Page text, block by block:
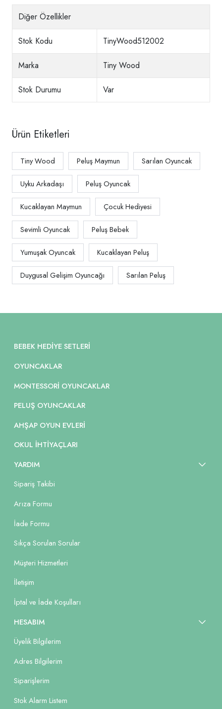
Diğer Özellikler
Stok Kodu TinyWood512002
Marka Tiny Wood
Stok Durumu Var
Ürün Etiketleri
Tiny Wood Peluş Maymun Sarılan Oyuncak
Uyku Arkadaşı Peluş Oyuncak
Kucaklayan Maymun Çocuk Hediyesi
Sevimli Oyuncak Peluş Bebek
Yumuşak Oyuncak Kucaklayan Peluş
Duygusal Gelişim Oyuncağı Sarılan Peluş
BEBEK HEDIYE SETLERI
OYUNCAKLAR
MONTESSORI OYUNCAKLAR
PELUŞ OYUNCAKLAR
AHŞAP OYUN EVLERI
OKUL İHTIYAÇLARI
YARDIM
Sipariş Takibi
Arıza Formu
İade Formu
Sıkça Sorulan Sorular
Müşteri Hizmetleri
İletişim
İptal ve İade Koşulları
HESABIM
Üyelik Bilgilerim
Adres Bilgilerim
Siparişlerim
Stok Alarm Listem